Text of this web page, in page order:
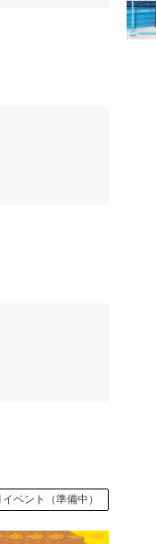
ベント（準備中）